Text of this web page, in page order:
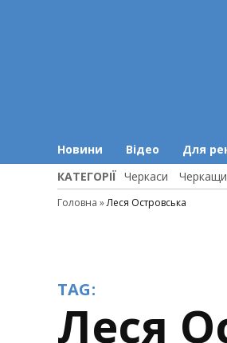
Новини Відео Для
КАТЕГОРІЇ Черкаси
Головна »Леся Островська
TAG:
Леся